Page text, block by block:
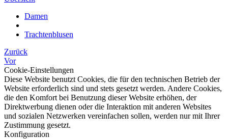
Damen
Trachtenblusen
Zurück
Vor
Cookie-Einstellungen
Diese Website benutzt Cookies, die für den technischen Betrieb der
Website erforderlich sind und stets gesetzt werden. Andere Cookies,
die den Komfort bei Benutzung dieser Website erhöhen, der
Direktwerbung dienen oder die Interaktion mit anderen Websites
und sozialen Netzwerken vereinfachen sollen, werden nur mit Ihrer
Zustimmung gesetzt.
Konfiguration